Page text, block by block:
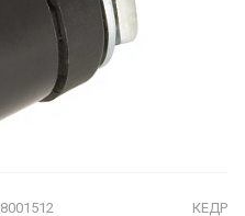
8001512 КЕДР